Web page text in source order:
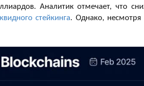
Аналитик отмечает, что
стейкинга. Однако,